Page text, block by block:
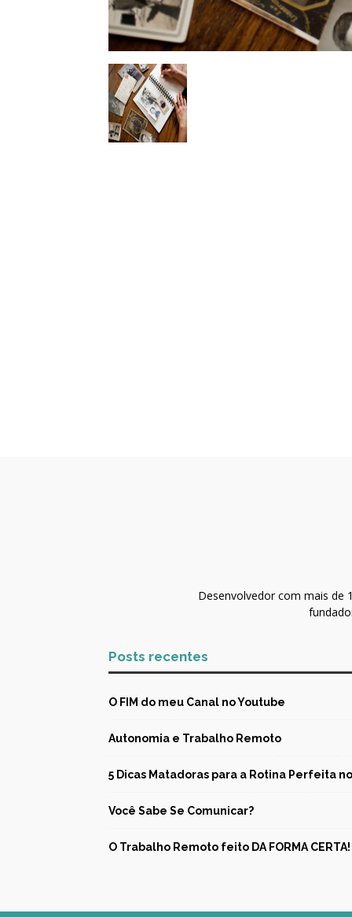
Desenvolvedor com mais de
Posts recentes
O FIM do meu Canal no Youtube
Autonomia e Trabalho Remoto
5 Dicas Matadoras para a Rotina Perfeita
Você Sabe Se Comunicar?
O Trabalho Remoto feito DA FORMA CERTA!